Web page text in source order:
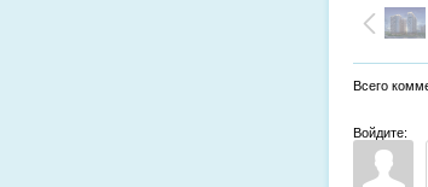
Всего
Войдите: